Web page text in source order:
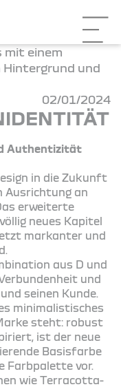
02/01/2024
Authentizität
in die Zukunft
Ausrichtung an
erweiterte
neues Kapitel
markanter und
aus D und
und
seinen Kunde.
minimalistisches
steht: robust
ist der neue
Basisfarbe
Farbpalette vor.
wie Terracotta-